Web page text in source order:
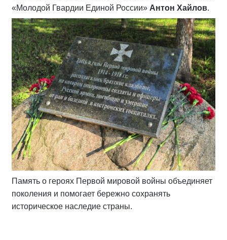
«Молодой Гвардии Единой России» Антон Хайлов.
Память о героях Первой мировой войны объединяет
поколения и помогает бережно сохранять
историческое наследие страны.